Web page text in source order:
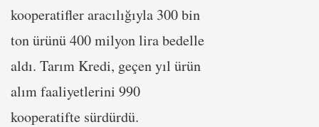
kooperatifler aracılığıyla 300 bin
ton ürünü 400 milyon lira bedelle
aldı. Tarım Kredi, geçen yıl ürün
alım faaliyetlerini 990
kooperatifte sürdürdü.